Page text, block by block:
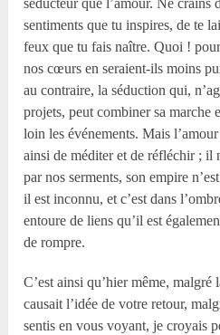
séducteur que l’amour. Ne crains
sentiments que tu inspires, de te
feux que tu fais naître. Quoi !
nos cœurs en seraient-ils moins
au contraire, la séduction qui,
projets, peut combiner sa marche
loin les événements. Mais
ainsi de méditer et de réfléchir ; il
par nos serments, son empire
il est inconnu, et c’est dans
entoure de liens qu’il est
de rompre.
C’est ainsi qu’hier même,
causait l’idée de votre retour,
sentis en vous voyant, je croyais